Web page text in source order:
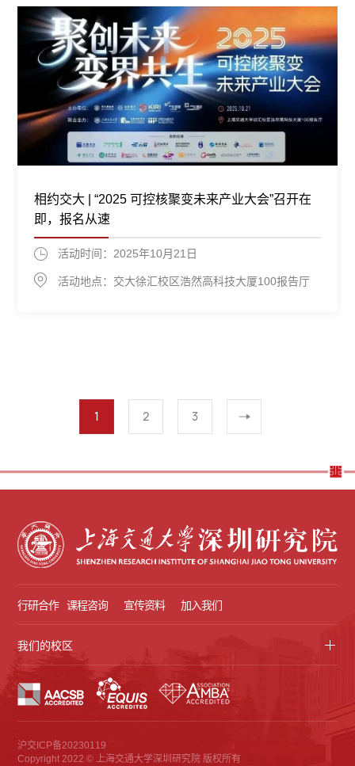
相约交大 | “2025 可控核聚变未来产业大会”召开在
即，报名从速
活动时间：2025年10月21日
活动地点：交大徐汇校区浩然高科技大厦100报告厅
1 2 3
行研合作 课程咨询 宣传资料 加入我们
我们的校区
沪交ICP备20230119
Copyright 2022 © 上海交通大学深圳研究院 版权所有